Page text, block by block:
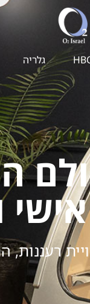
גלריה
רעננות,